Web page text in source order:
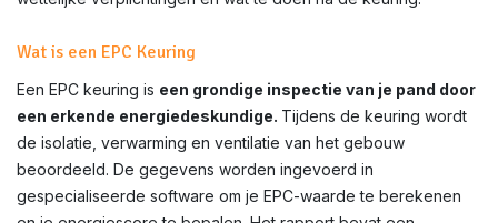
Wat is een EPC Keuring
Een EPC keuring is een grondige inspectie van je pand door
een erkende energiedeskundige. Tijdens de keuring wordt
de isolatie, verwarming en ventilatie van het gebouw
beoordeeld. De gegevens worden ingevoerd in
gespecialiseerde software om je EPC-waarde te berekenen